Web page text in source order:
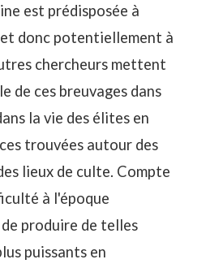
est prédisposée à
donc potentiellement à
chercheurs mettent
de ces breuvages dans
la vie des élites en
trouvées autour des
lieux de culte. Compte
à l'époque
produire de telles
puissants en